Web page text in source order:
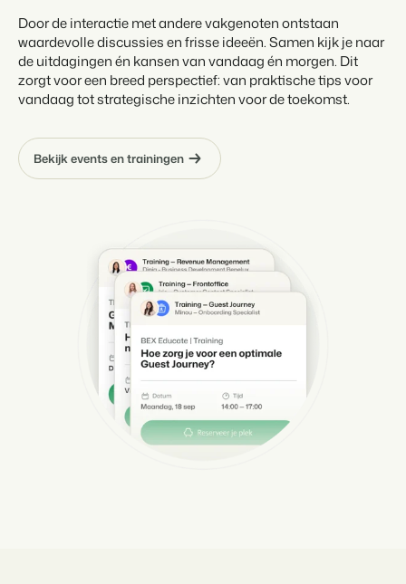
Door de interactie met andere vakgenoten ontstaan
waardevolle discussies en frisse ideeën. Samen kijk je naar
de uitdagingen én kansen van vandaag én morgen. Dit
zorgt voor een breed perspectief: van praktische tips voor
vandaag tot strategische inzichten voor de toekomst.
Bekijk events en trainingen